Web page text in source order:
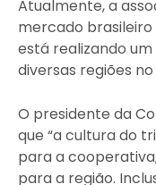
Atualmente, a
mercado
está realizando
diversas regiões
O presidente da
que “a cultura do
para a
para a região.